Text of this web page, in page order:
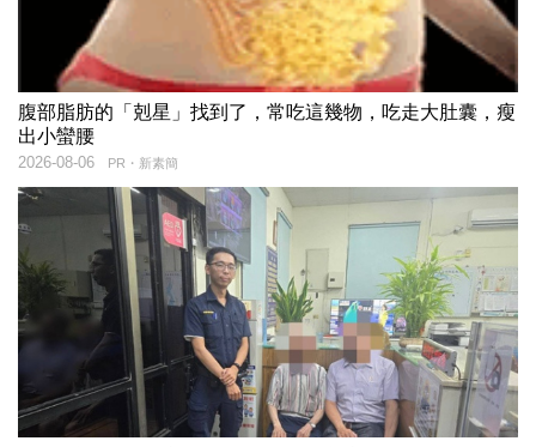
腹部脂肪的「剋星」找到了，常吃這幾物，吃走大肚囊，瘦
出小蠻腰
PR・新素簡
2026-08-06